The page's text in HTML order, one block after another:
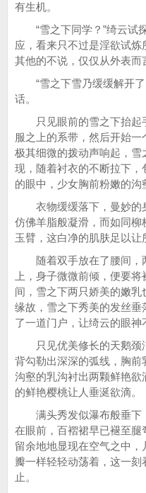
有生机。
“雪之下同学？”绮云试
应，看来只不过是淫欲试
其他的不说，仅仅从外表而
“雪之下雪乃缓缓解开了
话。
只见眼前的雪之下抬起
服之上的系带，然后开始
极其细微的拨动声响起，
现，随着衬衣的不断拉下
的眼中，少女胸前粉嫩的沟
衣物缓缓落下，曼妙的
仿佛羊脂般凝滑，而如同
玉臂，这白净的肌肤足以让
随着双手放在了腰间，
上，身子微微前倾，便要
间，雪之下两只娇美的嫩
缘故，雪之下秀美的发丝
了一道门户，让绮云的眼神
只见优美修长的天鹅颈
背勾勒出深深的弧线，胸
沟壑的乳沟衬出两颗鲜艳欲
的鲜艳樱桃让人垂涎欲滴。
满头秀发似瀑布般垂下
在眼前，百褶裙早已褪至
留余地地显现在空气之中
瓣一样轻轻动荡着，这一
止。